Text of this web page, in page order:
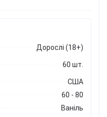
Дорослі (18+)
60 шт.
США
60 - 80
Ваніль